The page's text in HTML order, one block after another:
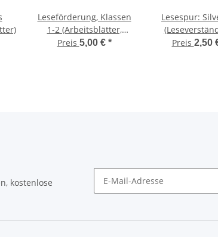
Leseförderung, Klassen
1-2 (Arbeitsblätter,
Lesen)
Preis 5,00 € *
Lesespur:
Preis 2,50
kostenlose